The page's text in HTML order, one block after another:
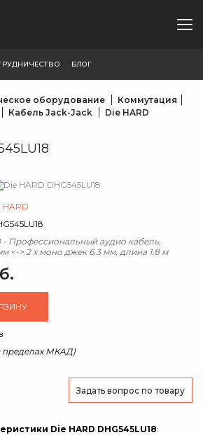
БЛОГ
оборудование
Коммутация
Кабель Jack-Jack
Die HARD
HARD
- Профессиональный аудио кабель,
<-> 2 х моно джек 6.3 мм, длина 1.8 м
пределах МКАД)
Задать вопрос по товару
Die HARD DHG545LU18: